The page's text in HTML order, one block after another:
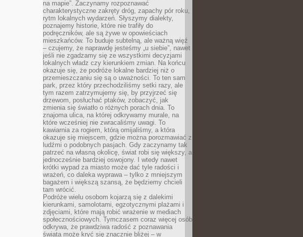
na mapie”. Zaczynamy rozpoznawać
charakterystyczne zakręty dróg, zapachy pór roku,
rytm lokalnych wydarzeń. Słyszymy dialekty,
poznajemy historie, które nie trafiły do
podręczników, ale są żywe w opowieściach
mieszkańców. To buduje subtelną, ale ważną więź
– czujemy, że naprawdę jesteśmy „u siebie”, nawet
jeśli nie zgadzamy się ze wszystkimi decyzjami
lokalnych władz czy kierunkiem zmian. Na końcu
okazuje się, że podróże lokalne bardziej niż o
przemieszczaniu się są o uważności. To ten sam
park, przez który przechodziliśmy setki razy, ale
tym razem zatrzymujemy się, by przyjrzeć się
drzewom, posłuchać ptaków, zobaczyć, jak
zmienia się światło o różnych porach dnia. To
znajoma ulica, na której odkrywamy murale, na
które wcześniej nie zwracaliśmy uwagi. To
kawiarnia za rogiem, którą omijaliśmy, a która
okazuje się miejscem, gdzie można porozmawiać z
ludźmi o podobnych pasjach. Gdy zaczynamy tak
patrzeć na własną okolicę, świat robi się większy, a
jednocześnie bardziej oswojony. I wtedy nawet
krótki wypad za miasto może dać tyle radości i
wrażeń, co daleka wyprawa – tylko z mniejszym
bagażem i większą szansą, że będziemy chcieli
tam wrócić.
Podróże wielu osobom kojarzą się z dalekimi
kierunkami, samolotami, egzotycznymi plażami i
zdjęciami, które mają robić wrażenie w mediach
społecznościowych. Tymczasem coraz więcej osób
odkrywa, że prawdziwa radość z poznawania
świata może kryć się znacznie bliżej – w